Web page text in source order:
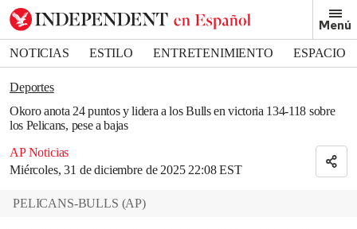
Menú
NOTICIAS ESTILO ENTRETENIMIENTO
ESPACIO
DEPORTES
Deportes
Okoro anota 24 puntos y lidera a los Bulls en victoria 134-118 sobre
los Pelicans, pese a bajas
AP Noticias
Miércoles, 31 de diciembre de 2025 22:08 EST
Bookmark popover
Removed from bookmarks
Close popover
PELICANS-BULLS (AP)